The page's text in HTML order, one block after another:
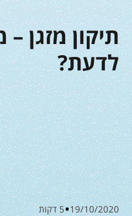
תיקון מזגן
לדעת?
19/10/2020 5 דקות